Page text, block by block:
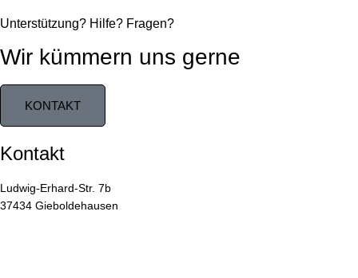
Unterstützung? Hilfe? Fragen?
Wir kümmern uns gerne
KONTAKT
Kontakt
Ludwig-Erhard-Str. 7b
37434 Gieboldehausen